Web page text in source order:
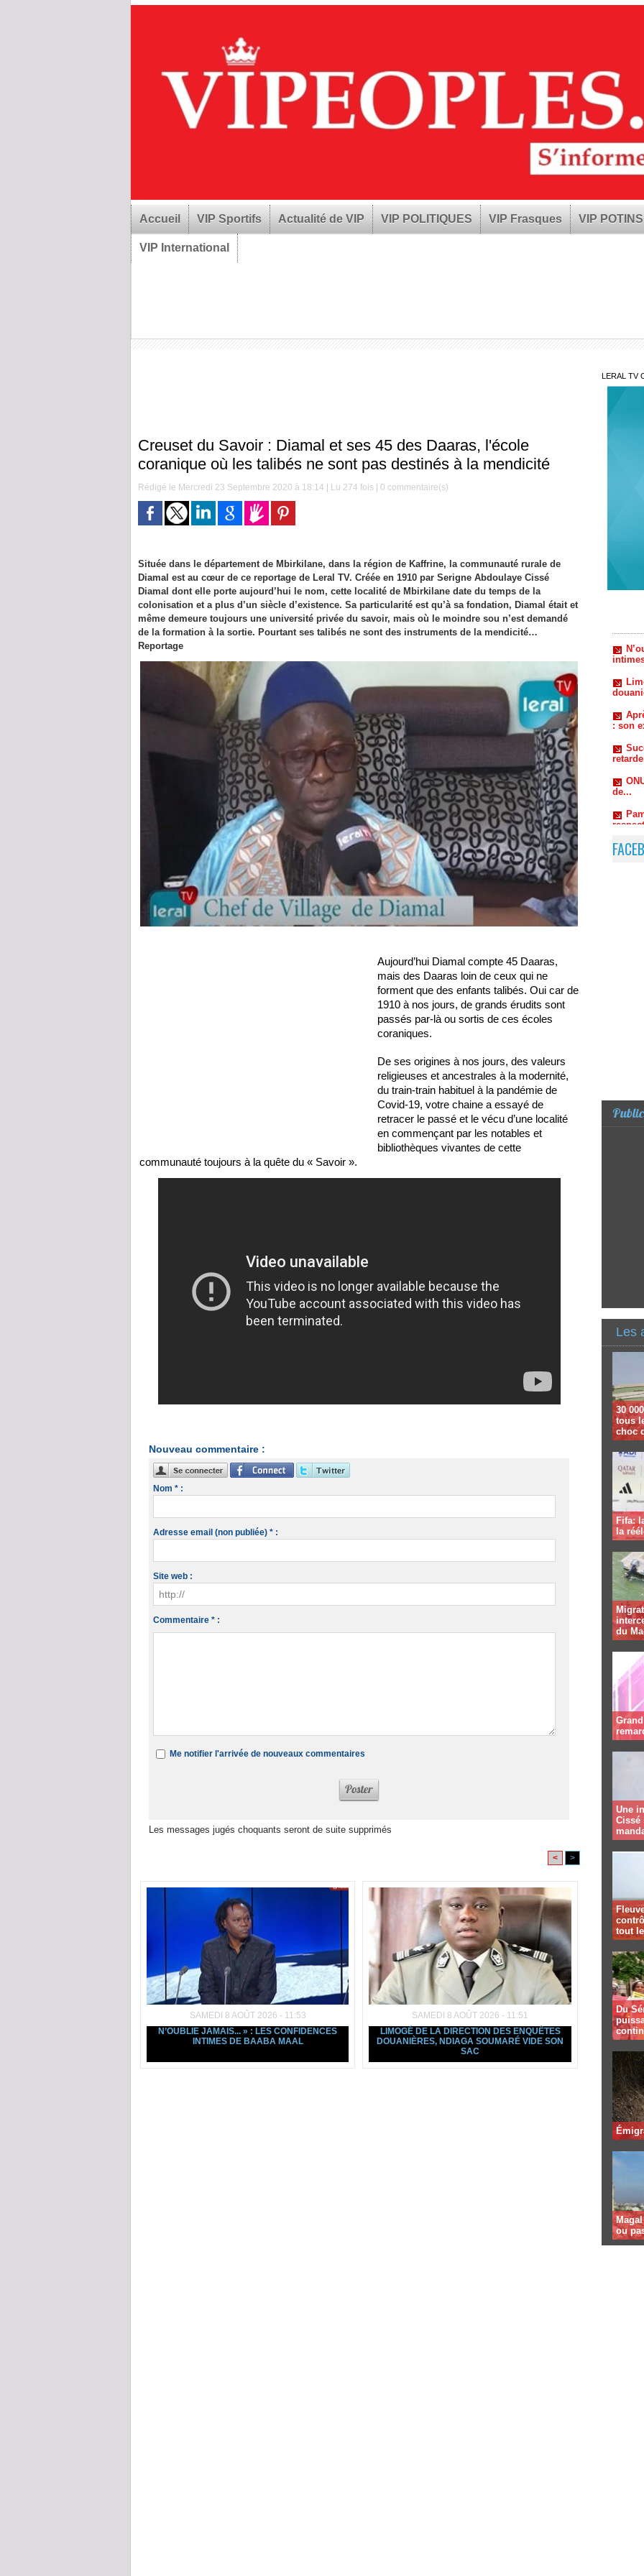
Accueil VIP Sportifs Actualité de VIP VIP POLITIQUES VIP Frasques VIP POTINS
VIP International
Creuset du Savoir : Diamal et ses 45 des Daaras, l'école
coranique où les talibés ne sont pas destinés à la mendicité
Rédigé le Mercredi 23 Septembre 2020 à 18:14 | Lu 274 fois | 0 commentaire(s)
Située dans le département de Mbirkilane, dans la région de Kaffrine, la communauté rurale de
Diamal est au cœur de ce reportage de Leral TV. Créée en 1910 par Serigne Abdoulaye Cissé
Diamal dont elle porte aujourd’hui le nom, cette localité de Mbirkilane date du temps de la
colonisation et a plus d’un siècle d’existence. Sa particularité est qu’à sa fondation, Diamal était et
même demeure toujours une université privée du savoir, mais où le moindre sou n’est demandé
de la formation à la sortie. Pourtant ses talibés ne sont des instruments de la mendicité…
Reportage
Aujourd’hui Diamal compte 45 Daaras,
mais des Daaras loin de ceux qui ne
forment que des enfants talibés. Oui car de
1910 à nos jours, de grands érudits sont
passés par-là ou sortis de ces écoles
coraniques.
De ses origines à nos jours, des valeurs
religieuses et ancestrales à la modernité,
du train-train habituel à la pandémie de
Covid-19, votre chaine a essayé de
retracer le passé et le vécu d’une localité
en commençant par les notables et
bibliothèques vivantes de cette
communauté toujours à la quête du « Savoir ».
Nouveau commentaire :
Nom * :
Adresse email (non publiée) * :
Site web :
Commentaire * :
Me notifier l'arrivée de nouveaux commentaires
Les messages jugés choquants seront de suite supprimés
< >
SAMEDI 8 AOÛT 2026 - 11:53
N’OUBLIE JAMAIS... » : LES CONFIDENCES
INTIMES DE BAABA MAAL
SAMEDI 8 AOÛT 2026 - 11:51
LIMOGÉ DE LA DIRECTION DES ENQUÊTES
DOUANIÈRES, NDIAGA SOUMARÉ VIDE SON
SAC
LERAL TV
: son
de...
Les
30
tous
choc
Fifa:
la
du
Une
Cissé
tout
Du
ou